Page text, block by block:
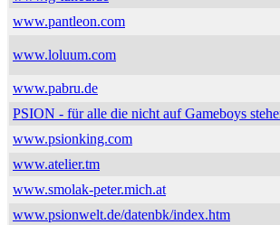
www.pantleon.com
www.loluum.com
www.pabru.de
PSION - für alle die nicht auf Gameboys
www.psionking.com
www.atelier.tm
www.smolak-peter.mich.at
www.psionwelt.de/datenbk/index.htm